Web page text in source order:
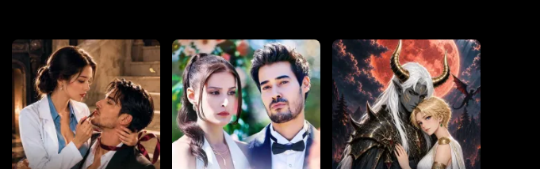
EP 34 EP 35 EP 36
EP 37 EP 38 EP 39